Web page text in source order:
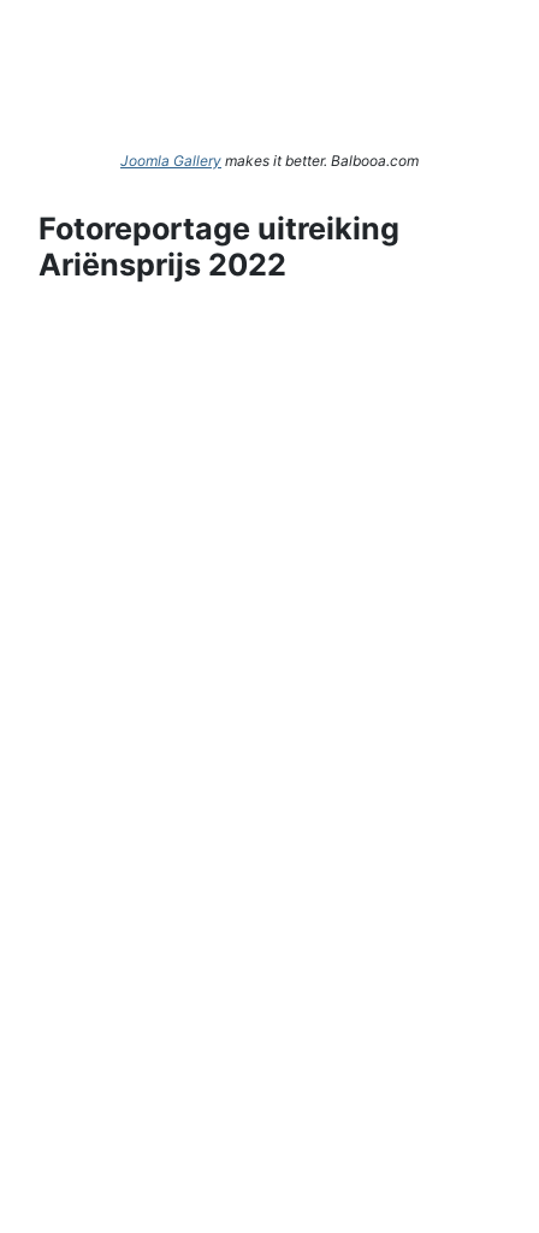
Joomla Gallery makes it better. Balbooa.com
Fotoreportage uitreiking
Ariënsprijs 2022